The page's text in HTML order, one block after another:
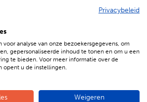
van BBQenzo.nl
Privacybeleid
voor analyse van onze bezoekersgegevens, om
gepersonaliseerde inhoud te tonen en om u een
te bieden. Voor meer informatie over de
opent u de instellingen.
Weigeren